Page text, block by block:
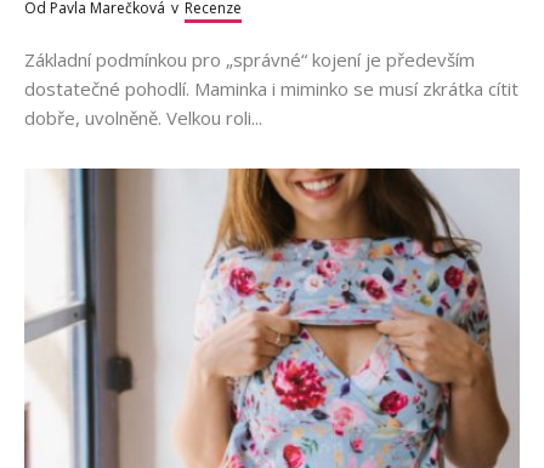
Od Pavla Marečková v Recenze
Základní podmínkou pro „správné“ kojení je především
dostatečné pohodlí. Maminka i miminko se musí zkrátka cítit
dobře, uvolněně. Velkou roli...